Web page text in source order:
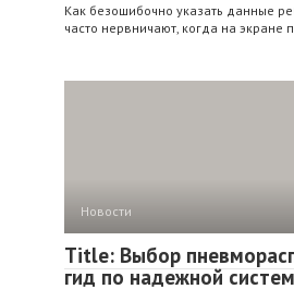
Как безошибочно указать данные
часто нервничают, когда на экране
Новости
Title: Выбор
гид по надежной